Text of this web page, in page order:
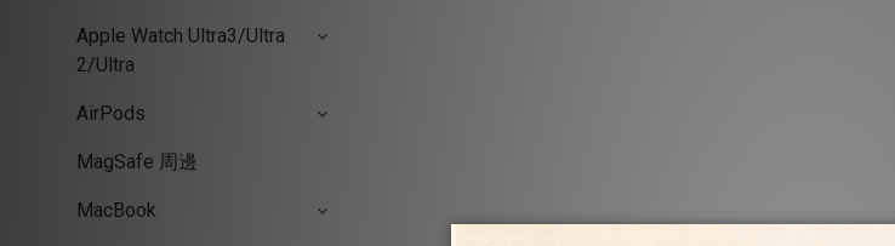
Apple Watch Ultra3/Ultra
2/Ultra
AirPods
MagSafe 周邊
MacBook